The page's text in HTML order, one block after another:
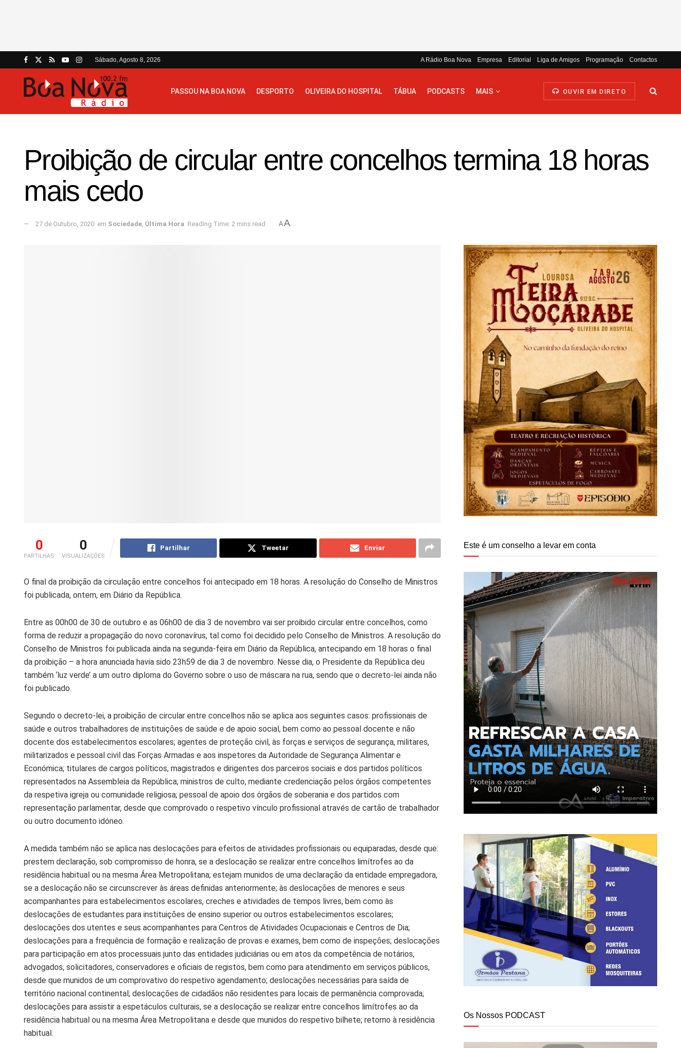
Sábado, Agosto 8, 2026 A Rádio Boa Nova Empresa Editorial Liga de Amigos Programação Contactos
PASSOU NA BOA NOVA DESPORTO OLIVEIRA DO HOSPITAL TÁBUA PODCASTS MAIS OUVIR EM DIRETO
Proibição de circular entre concelhos termina 18 horas
mais cedo
27 de Outubro, 2020 em Sociedade, Última Hora Reading Time: 2 mins read AA
0
PARTILHAS
0
VISUALIZAÇÕES
Partilhar Tweetar Enviar
O final da proibição da circulação entre concelhos foi antecipado em 18 horas. A resolução do Conselho de Ministros
foi publicada, ontem, em Diário da República.
Entre as 00h00 de 30 de outubro e as 06h00 de dia 3 de novembro vai ser proibido circular entre concelhos, como
forma de reduzir a propagação do novo coronavírus, tal como foi decidido pelo Conselho de Ministros. A resolução do
Conselho de Ministros foi publicada ainda na segunda-feira em Diário da República, antecipando em 18 horas o final
da proibição – a hora anunciada havia sido 23h59 de dia 3 de novembro. Nesse dia, o Presidente da República deu
também ‘luz verde’ a um outro diploma do Governo sobre o uso de máscara na rua, sendo que o decreto-lei ainda não
foi publicado.
Segundo o decreto-lei, a proibição de circular entre concelhos não se aplica aos seguintes casos: profissionais de
saúde e outros trabalhadores de instituições de saúde e de apoio social, bem como ao pessoal docente e não
docente dos estabelecimentos escolares; agentes de proteção civil, às forças e serviços de segurança, militares,
militarizados e pessoal civil das Forças Armadas e aos inspetores da Autoridade de Segurança Alimentar e
Económica; titulares de cargos políticos, magistrados e dirigentes dos parceiros sociais e dos partidos políticos
representados na Assembleia da República; ministros de culto, mediante credenciação pelos órgãos competentes
da respetiva igreja ou comunidade religiosa; pessoal de apoio dos órgãos de soberania e dos partidos com
representação parlamentar, desde que comprovado o respetivo vínculo profissional através de cartão de trabalhador
ou outro documento idóneo.
A medida também não se aplica nas deslocações para efeitos de atividades profissionais ou equiparadas, desde que:
prestem declaração, sob compromisso de honra, se a deslocação se realizar entre concelhos limítrofes ao da
residência habitual ou na mesma Área Metropolitana; estejam munidos de uma declaração da entidade empregadora,
se a deslocação não se circunscrever às áreas definidas anteriormente; às deslocações de menores e seus
acompanhantes para estabelecimentos escolares, creches e atividades de tempos livres, bem como às
deslocações de estudantes para instituições de ensino superior ou outros estabelecimentos escolares;
deslocações dos utentes e seus acompanhantes para Centros de Atividades Ocupacionais e Centros de Dia;
deslocações para a frequência de formação e realização de provas e exames, bem como de inspeções; deslocações
para participação em atos processuais junto das entidades judiciárias ou em atos da competência de notários,
advogados, solicitadores, conservadores e oficiais de registos, bem como para atendimento em serviços públicos,
desde que munidos de um comprovativo do respetivo agendamento; deslocações necessárias para saída de
território nacional continental; deslocações de cidadãos não residentes para locais de permanência comprovada;
deslocações para assistir a espetáculos culturais, se a deslocação se realizar entre concelhos limítrofes ao da
residência habitual ou na mesma Área Metropolitana e desde que munidos do respetivo bilhete; retorno à residência
habitual.
Este é um conselho a levar em conta
Os Nossos PODCAST